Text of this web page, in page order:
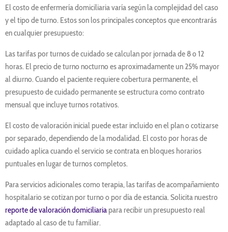
El costo de enfermería domiciliaria varía según la complejidad del caso
y el tipo de turno. Estos son los principales conceptos que encontrarás
en cualquier presupuesto:
Las tarifas por turnos de cuidado se calculan por jornada de 8 o 12
horas. El precio de turno nocturno es aproximadamente un 25% mayor
al diurno. Cuando el paciente requiere cobertura permanente, el
presupuesto de cuidado permanente se estructura como contrato
mensual que incluye turnos rotativos.
El costo de valoración inicial puede estar incluido en el plan o cotizarse
por separado, dependiendo de la modalidad. El costo por horas de
cuidado aplica cuando el servicio se contrata en bloques horarios
puntuales en lugar de turnos completos.
Para servicios adicionales como terapia, las tarifas de acompañamiento
hospitalario se cotizan por turno o por día de estancia. Solicita nuestro
reporte de valoración domiciliaria para recibir un presupuesto real
adaptado al caso de tu familiar.